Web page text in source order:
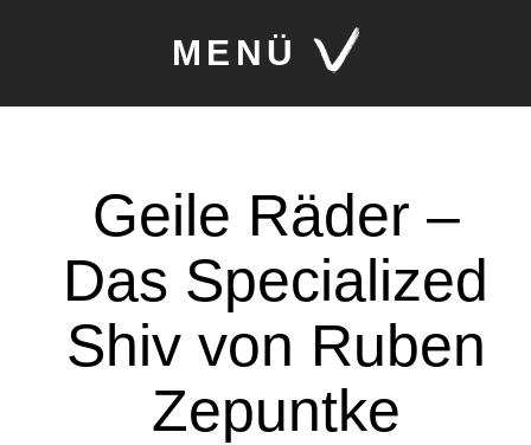
MENÜ
Geile Räder –
Das Specialized
Shiv von Ruben
Zepuntke